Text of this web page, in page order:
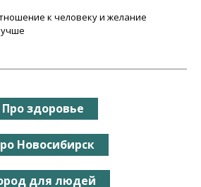
к человеку и желание
Про здоровье
Новосибирск
для людей